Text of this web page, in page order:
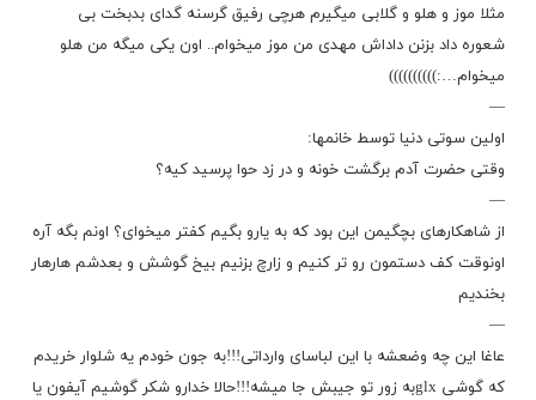
مثلا موز و هلو و گلابی میگیرم هرچی رفیق گرسنه گدای بدبخت بی
شعوره داد بزنن داداش مهدی من موز میخوام.. اون یکی میگه من هلو
میخوام…:))))))))))
—
اولین سوتی دنیا توسط خانمها:
وقتی حضرت آدم برگشت خونه و در زد حوا پرسید کیه؟
—
از شاهکارهای بچگیمن این بود که به یارو بگیم کفتر میخوای؟ اونم بگه آره
اونوقت کف دستمون رو تر کنیم و زارچ بزنیم بیخ گوشش و بعدشم هارهار
بخندیم
—
عاغا این چه وضعشه با این لباسای وارداتی!!!به جون خودم یه شلوار خریدم
که گوشی glxبه زور تو جیبش جا میشه!!!حالا خدارو شکر گوشیم آیفون یا